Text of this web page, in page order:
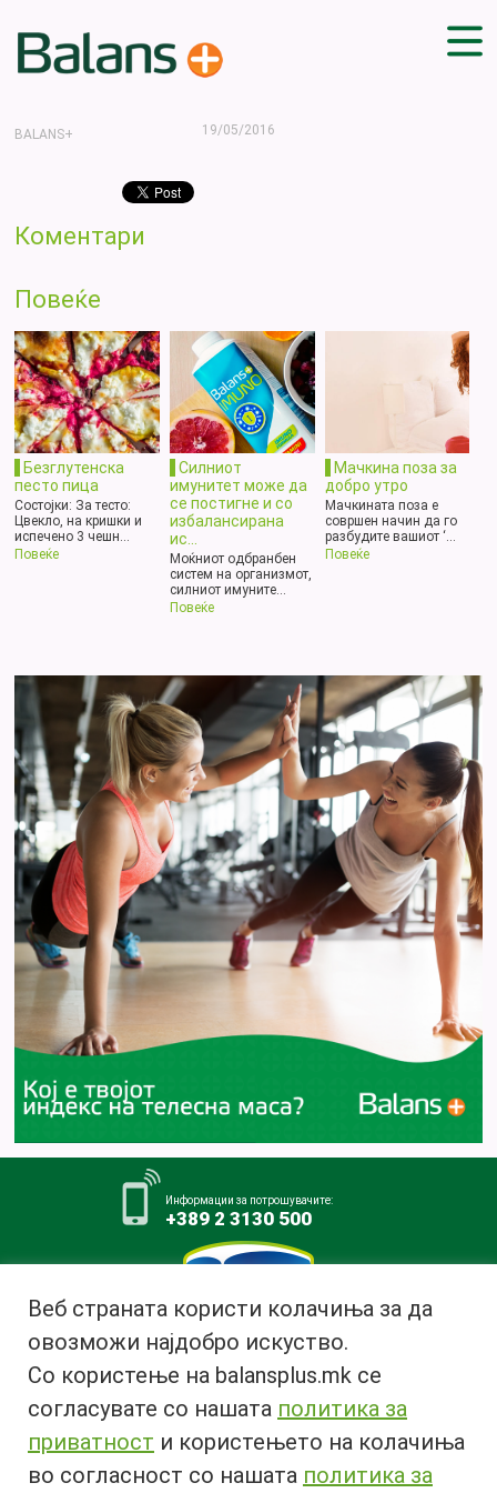
ДОМА
КАМПАЊИ
ЧПП
BALANS+ 19/05/2016
Коментари
Повеќе
Безглутенска
песто пица
Состојки: За тесто:
Цвекло, на кришки и
испечено 3 чешн...
Повеќе
Силниот
имунитет може да
се постигне и со
избалансирана
ис...
Моќниот одбранбен
систем на организмот,
силниот имуните...
Повеќе
Мачкина поза за
добро утро
Мачкината поза е
совршен начин да го
разбудите вашиот ‘...
Повеќе
Информации за потрошувачите:
+389 2 3130 500
Млекара АД Битола
ул. Ѓурчин Наумов Пљакот бр.1,
7000 Битола, Република
Македонија
Тел:+389 47 226 380
Факс: +389 47 237 073
Веб страната користи колачиња за да
овозможи најдобро искуство.
Со користење на balansplus.mk се
согласувате со нашата политика за
приватност и користењето на колачиња
во согласност со нашата политика за